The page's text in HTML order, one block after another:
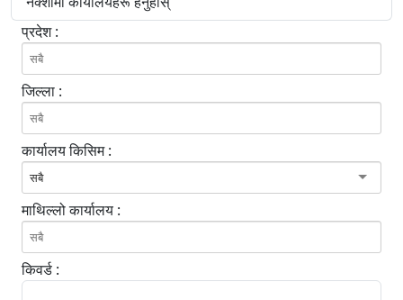
प्रदेश :
जिल्ला :
कार्यालय किसिम :
सबै
माथिल्लो कार्यालय :
किवर्ड :